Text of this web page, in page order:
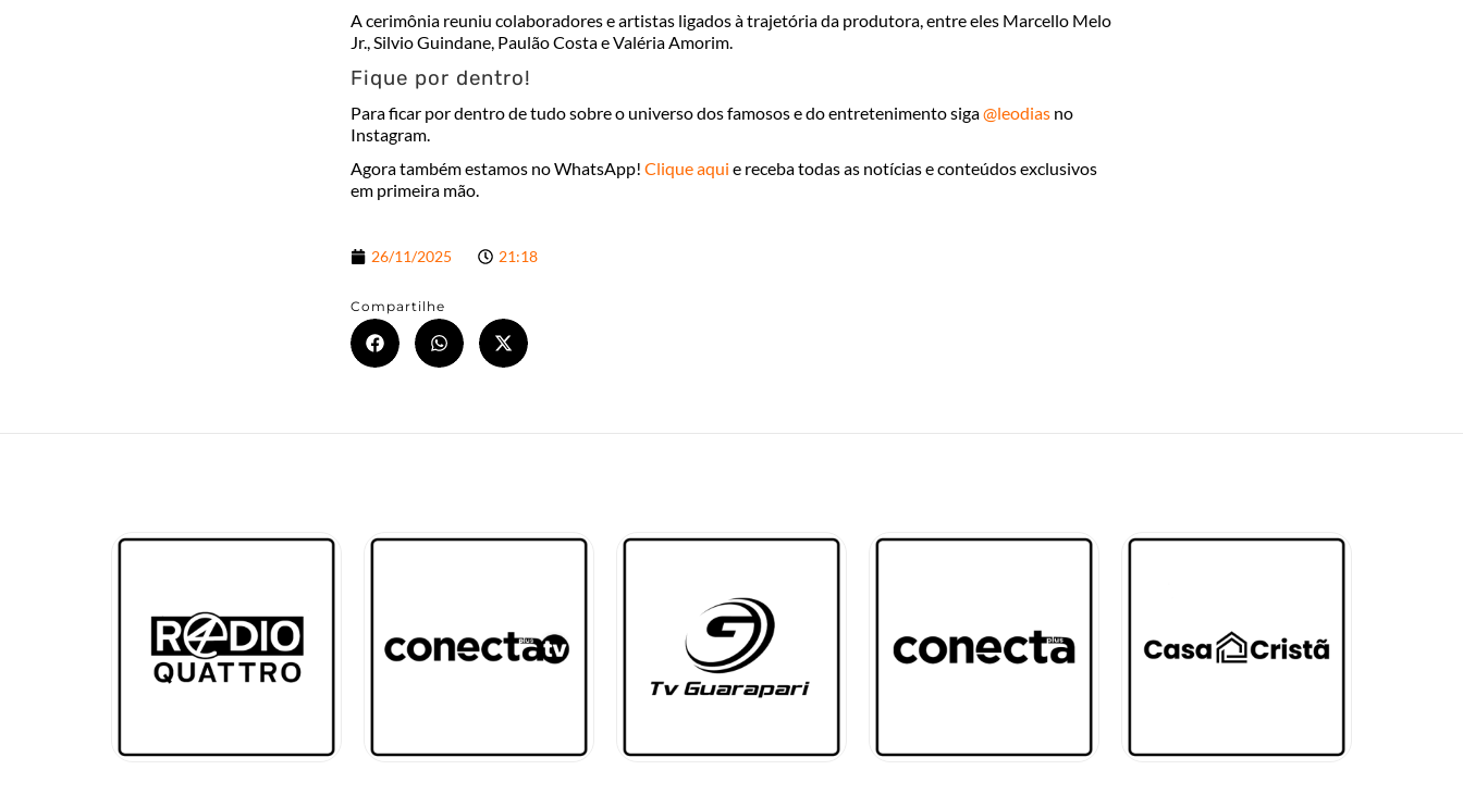
A cerimônia reuniu colaboradores e artistas ligados à trajetória da produtora, entre eles Marcello Melo
Jr., Silvio Guindane, Paulão Costa e Valéria Amorim.
Fique por dentro!
Para ficar por dentro de tudo sobre o universo dos famosos e do entretenimento siga@leodias no
Instagram.
Agora também estamos no WhatsApp! Clique aqui e receba todas as notícias e conteúdos exclusivos
em primeira mão.
26/11/2025 21:18
Compartilhe